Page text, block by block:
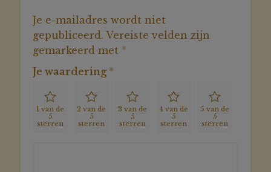
Je e-mailadres wordt niet
gepubliceerd. Vereiste velden zijn
gemarkeerd met *
Je waardering *
1 van de
5
sterren
2 van de
5
sterren
3 van de
5
sterren
4 van de
5
sterren
5 van de
5
sterren